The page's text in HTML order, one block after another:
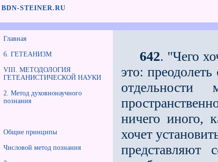
BDN-STEINER.RU
Главная
6. ГЕТЕАНИ3М
VIII. МЕТОДОЛОГИЯ
ГЕТЕАНИСТИЧЕСКОЙ НАУКИ
2. Метод духовнонаучного
познания
Общие принципы
Числовой метод познания
642. "Чего
это:
ничего иного,
хочет
представляют